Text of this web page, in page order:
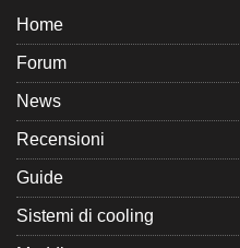
Home
Forum
News
Recensioni
Guide
Sistemi di cooling